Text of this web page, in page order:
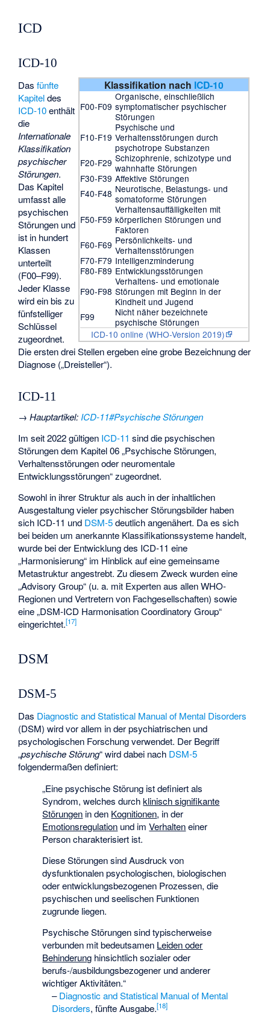
ICD
ICD-10
Klassifikation nach ICD-10
F00-F09
Organische, einschließlich
symptomatischer psychischer
Störungen
F10-F19
Psychische und
Verhaltensstörungen durch
psychotrope Substanzen
F20-F29 Schizophrenie, schizotype und
wahnhafte Störungen
F30-F39 Affektive Störungen
F40-F48 Neurotische, Belastungs- und
somatoforme Störungen
F50-F59
Verhaltensauffälligkeiten mit
körperlichen Störungen und
Faktoren
F60-F69 Persönlichkeits- und
Verhaltensstörungen
F70-F79 Intelligenzminderung
F80-F89 Entwicklungsstörungen
F90-F98
Verhaltens- und emotionale
Störungen mit Beginn in der
Kindheit und Jugend
F99
Nicht näher bezeichnete
psychische Störungen
ICD-10 online (WHO-Version 2019)
Dasfünfte
Kapiteldes
ICD-10enthält
die
Internationale
Klassifikation
psychischer
Störungen.
Das Kapitel
umfasst alle
psychischen
Störungen und
ist in hundert
Klassen
unterteilt
(F00–F99).
Jeder Klasse
wird ein bis zu
fünfstelliger
Schlüssel
zugeordnet.
Die ersten drei Stellen ergeben eine grobe Bezeichnung der
Diagnose („Dreisteller“).
ICD-11
→Hauptartikel:ICD-11#Psychische Störungen
Im seit 2022 gültigen ICD-11 sind die psychischen
Störungen dem Kapitel 06 „Psychische Störungen,
Verhaltensstörungen oder neuromentale
Entwicklungsstörungen“ zugeordnet.
Sowohl in ihrer Struktur als auch in der inhaltlichen
Ausgestaltung vieler psychischer Störungsbilder haben
sich ICD-11 und DSM-5deutlich angenähert. Da es sich
bei beiden um anerkannte Klassifikationssysteme handelt,
wurde bei der Entwicklung des ICD-11 eine
„Harmonisierung“ im Hinblick auf eine gemeinsame
Metastruktur angestrebt. Zu diesem Zweck wurden eine
„Advisory Group“ (u. a. mit Experten aus allen WHO-
Regionen und Vertretern von Fachgesellschaften) sowie
eine „DSM-ICD Harmonisation Coordinatory Group“
eingerichtet.[17]
DSM
DSM-5
Das Diagnostic and Statistical Manual of Mental Disorders
(DSM) wird vor allem in der psychiatrischen und
psychologischen Forschung verwendet. Der Begriff
„psychische Störung“ wird dabei nach DSM-5
folgendermaßen definiert:
„Eine psychische Störung ist definiert als
Syndrom, welches durchklinisch signifikante
Störungen in den Kognitionen, in der
Emotionsregulation und imVerhalteneiner
Person charakterisiert ist.
Diese Störungen sind Ausdruck von
dysfunktionalen psychologischen, biologischen
oder entwicklungsbezogenen Prozessen, die
psychischen und seelischen Funktionen
zugrunde liegen.
Psychische Störungen sind typischerweise
verbunden mit bedeutsamen Leiden oder
Behinderung hinsichtlich sozialer oder
berufs-/ausbildungsbezogener und anderer
wichtiger Aktivitäten.“
–Diagnostic and Statistical Manual of Mental
Disorders, fünfte Ausgabe.[18]